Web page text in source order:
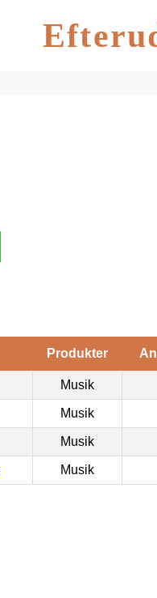
Produkter
Musik
Musik
Musik
Musik